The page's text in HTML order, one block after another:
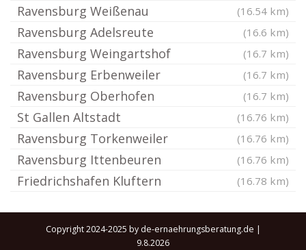
Ravensburg Weißenau (16.54 km)
Ravensburg Adelsreute (16.6 km)
Ravensburg Weingartshof (16.7 km)
Ravensburg Erbenweiler (16.7 km)
Ravensburg Oberhofen (16.7 km)
St Gallen Altstadt (16.76 km)
Ravensburg Torkenweiler (16.76 km)
Ravensburg Ittenbeuren (16.76 km)
Friedrichshafen Kluftern (16.78 km)
Copyright 2024-2025 by de-ernaehrungsberatung.de |
9.8.2026